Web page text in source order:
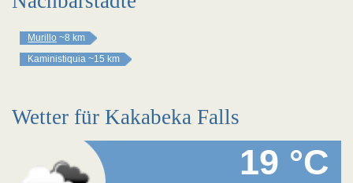
Murillo ~8 km
Kaministiquia ~15 km
Wetter für Kakabeka Falls
19 °C